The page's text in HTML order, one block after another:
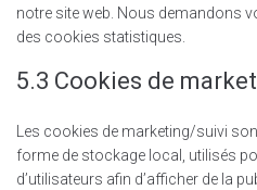
notre site web. Nous demandons
des cookies statistiques.
5.3 Cookies de
Les cookies de marketing/suivi
forme de stockage local, utilisés
d’utilisateurs afin d’afficher de la